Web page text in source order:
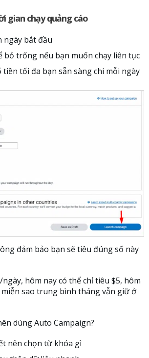
gian chạy quảng cáo
ngày bắt đầu
bỏ trống nếu bạn muốn chạy liên tục
tiền tối đa bạn sẵn sàng chi mỗi ngày
đảm bảo bạn sẽ tiêu đúng số này
hôm nay có thể chỉ tiêu $5, hôm
sao trung bình tháng vẫn giữ ở
dùng Auto Campaign?
nên chọn từ khóa gì